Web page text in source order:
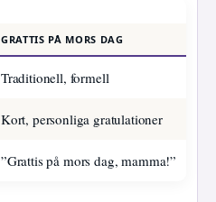
GRATTIS PÅ MORS DAG
Traditionell, formell
Kort, personliga gratulationer
”Grattis på mors dag, mamma!”